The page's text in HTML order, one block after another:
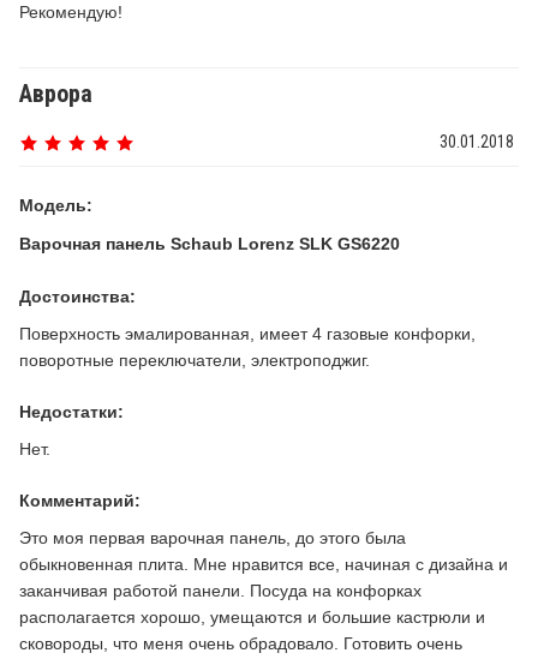
Рекомендую!
Аврора
30.01.2018
Модель:
Варочная панель Schaub Lorenz SLK GS6220
Достоинства:
Поверхность эмалированная, имеет 4 газовые конфорки,
поворотные переключатели, электроподжиг.
Недостатки:
Нет.
Комментарий:
Это моя первая варочная панель, до этого была
обыкновенная плита. Мне нравится все, начиная с дизайна и
заканчивая работой панели. Посуда на конфорках
располагается хорошо, умещаются и большие кастрюли и
сковороды, что меня очень обрадовало. Готовить очень